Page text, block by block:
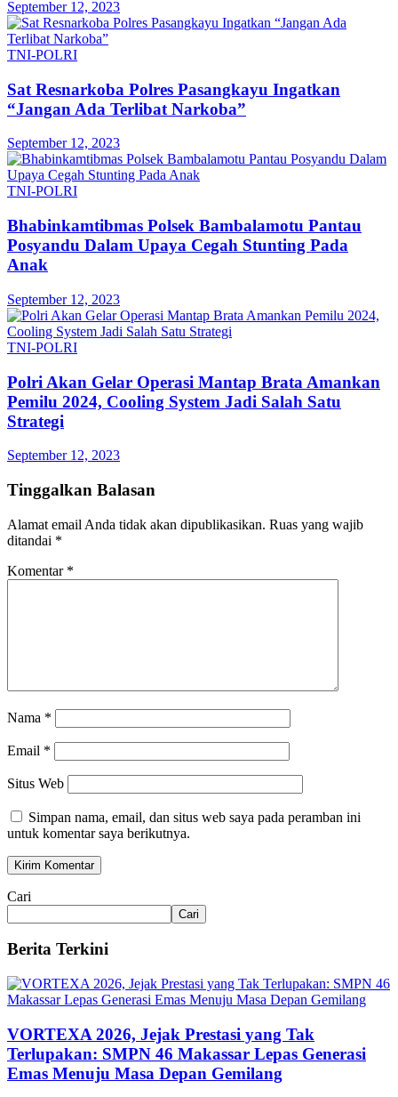
September 12, 2023
TNI-POLRI
Sat Resnarkoba Polres Pasangkayu Ingatkan
“Jangan Ada Terlibat Narkoba”
September 12, 2023
TNI-POLRI
Bhabinkamtibmas Polsek Bambalamotu Pantau
Posyandu Dalam Upaya Cegah Stunting Pada
Anak
September 12, 2023
TNI-POLRI
Polri Akan Gelar Operasi Mantap Brata Amankan
Pemilu 2024, Cooling System Jadi Salah Satu
Strategi
September 12, 2023
Tinggalkan Balasan
Alamat email Anda tidak akan dipublikasikan. Ruas yang wajib
ditandai *
Komentar *
Nama *
Email *
Situs Web
Simpan nama, email, dan situs web saya pada peramban ini
untuk komentar saya berikutnya.
Cari
Cari
Berita Terkini
VORTEXA 2026, Jejak Prestasi yang Tak
Terlupakan: SMPN 46 Makassar Lepas Generasi
Emas Menuju Masa Depan Gemilang